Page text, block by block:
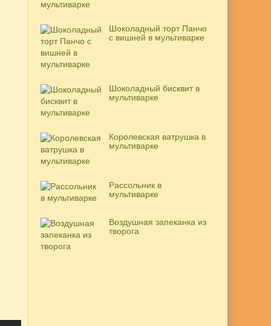
Шоколадный торт Панчо
с вишней в мультиварке
Шоколадный бисквит в
мультиварке
Королевская ватрушка в
мультиварке
Рассольник в
мультиварке
Воздушная запеканка из
творога